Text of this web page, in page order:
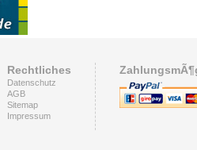
Rechtliches
Datenschutz
AGB
Sitemap
Impressum